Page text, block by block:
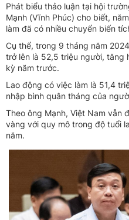
Phát biểu thảo luận tại hội
Mạnh (Vĩnh Phúc) cho biết,
làm đã có nhiều chuyển biến
Cụ thể, trong 9 tháng năm
trở lên là 52,5 triệu người, tăng
kỳ năm trước.
Lao động có việc làm là 51,4
nhập bình quân tháng của
Theo ông Mạnh, Việt Nam vẫn
vàng với quy mô trong độ tuổi
năm.